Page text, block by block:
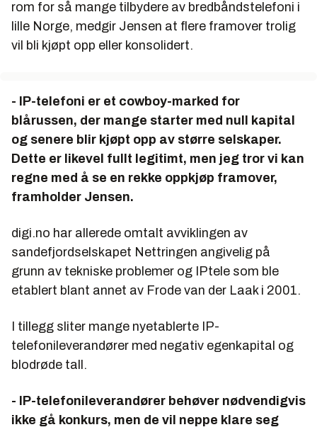
rom for så mange tilbydere av bredbåndstelefoni i
lille Norge, medgir Jensen at flere framover trolig
vil bli kjøpt opp eller konsolidert.
- IP-telefoni er et cowboy-marked for
blårussen, der mange starter med null kapital
og senere blir kjøpt opp av større selskaper.
Dette er likevel fullt legitimt, men jeg tror vi kan
regne med å se en rekke oppkjøp framover,
framholder Jensen.
digi.no har allerede omtalt avviklingen av
sandefjordselskapet Nettringen angivelig på
grunn av tekniske problemer og IPtele som ble
etablert blant annet av Frode van der Laak i 2001.
I tillegg sliter mange nyetablerte IP-
telefonileverandører med negativ egenkapital og
blodrøde tall.
- IP-telefonileverandører behøver nødvendigvis
ikke gå konkurs, men de vil neppe klare seg